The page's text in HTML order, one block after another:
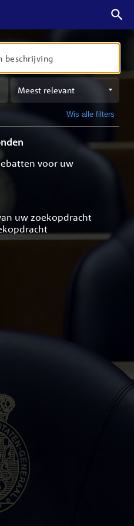
Sorteren
op
meest
Wis alle filters
voor uw
uw zoekopdracht